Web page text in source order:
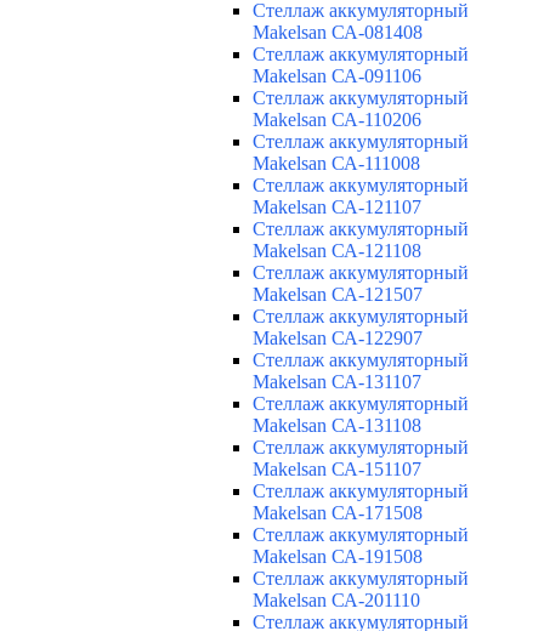
Cтеллаж аккумуляторный
Makelsan СА-081408
Cтеллаж аккумуляторный
Makelsan СА-091106
Cтеллаж аккумуляторный
Makelsan СА-110206
Cтеллаж аккумуляторный
Makelsan СА-111008
Cтеллаж аккумуляторный
Makelsan СА-121107
Cтеллаж аккумуляторный
Makelsan СА-121108
Cтеллаж аккумуляторный
Makelsan СА-121507
Cтеллаж аккумуляторный
Makelsan СА-122907
Cтеллаж аккумуляторный
Makelsan СА-131107
Cтеллаж аккумуляторный
Makelsan СА-131108
Cтеллаж аккумуляторный
Makelsan СА-151107
Cтеллаж аккумуляторный
Makelsan СА-171508
Cтеллаж аккумуляторный
Makelsan СА-191508
Cтеллаж аккумуляторный
Makelsan СА-201110
Cтеллаж аккумуляторный